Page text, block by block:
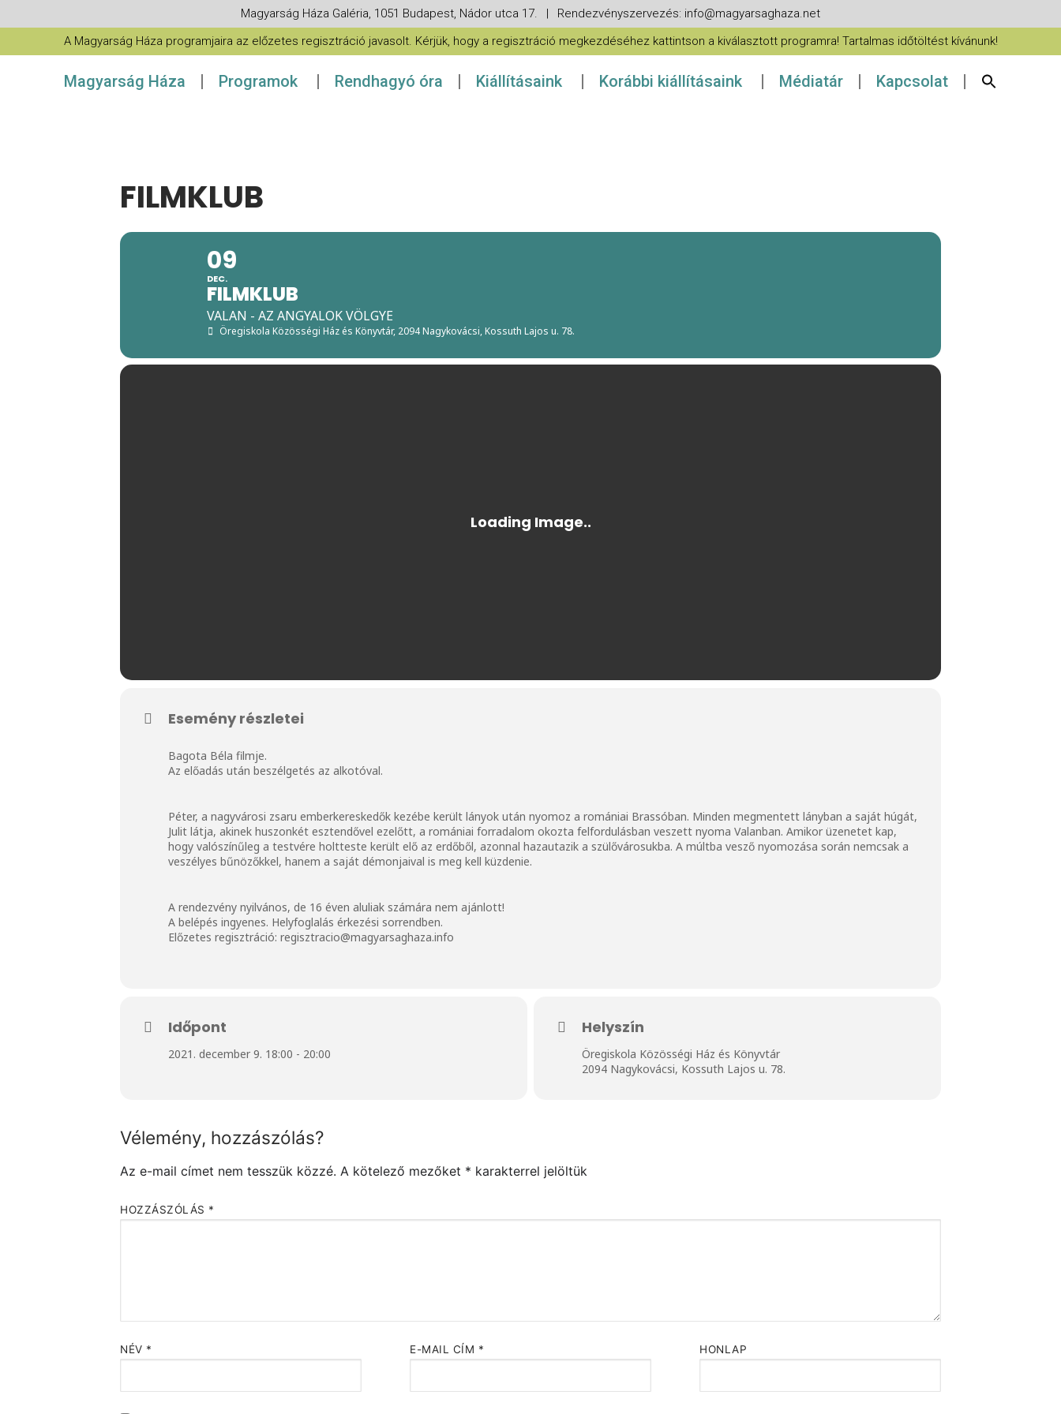
Magyarság Háza Galéria, 1051 Budapest, Nádor utca 17. | Rendezvényszervezés: info@magyarsaghaza.net
A Magyarság Háza programjaira az előzetes regisztráció javasolt. Kérjük, hogy a regisztráció megkezdéséhez kattintson a kiválasztott programra! Tartalmas időtöltést kívánunk!
Magyarság Háza Programok Rendhagyó óra Kiállításaink Korábbi kiállításaink Médiatár Kapcsolat
FILMKLUB
09
DEC.
FILMKLUB
VALAN - AZ ANGYALOK VÖLGYE
Öregiskola Közösségi Ház és Könyvtár, 2094 Nagykovácsi, Kossuth Lajos u. 78.
Esemény részletei
Bagota Béla filmje.
Az előadás után beszélgetés az alkotóval.
Péter, a nagyvárosi zsaru emberkereskedők kezébe került lányok után nyomoz a romániai Brassóban. Minden megmentett lányban a saját húgát,
Julit látja, akinek huszonkét esztendővel ezelőtt, a romániai forradalom okozta felfordulásban veszett nyoma Valanban. Amikor üzenetet kap,
hogy valószínűleg a testvére holtteste került elő az erdőből, azonnal hazautazik a szülővárosukba. A múltba vesző nyomozása során nemcsak a
veszélyes bűnözőkkel, hanem a saját démonjaival is meg kell küzdenie.
A rendezvény nyilvános, de 16 éven aluliak számára nem ajánlott!
A belépés ingyenes. Helyfoglalás érkezési sorrendben.
Előzetes regisztráció: regisztracio@magyarsaghaza.info
Időpont
2021. december 9. 18:00 - 20:00
Helyszín
Öregiskola Közösségi Ház és Könyvtár
2094 Nagykovácsi, Kossuth Lajos u. 78.
Vélemény, hozzászólás?
Az e-mail címet nem tesszük közzé. A kötelező mezőket * karakterrel jelöltük
HOZZÁSZÓLÁS *
NÉV * E-MAIL CÍM * HONLAP